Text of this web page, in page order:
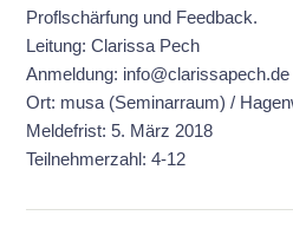
Proflschärfung und Feedback.
Leitung: Clarissa Pech
Anmeldung: info@clarissapech.de
Ort: musa (Seminarraum) /
Meldefrist: 5. März 2018
Teilnehmerzahl: 4-12